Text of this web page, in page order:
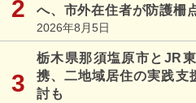
へ、市外在住者が防護柵
2026年8月5日
栃木県那須塩原市とJR
携、二地域居住の実践
討も